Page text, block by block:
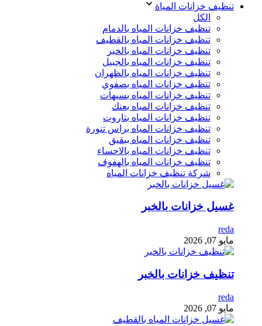
تنظيف خزانات المياة
الكل
تنظيف خزانات المياه بالدمام
تنظيف خزانات المياه بالقطيف
تنظيف خزانات المياه بالخبر
تنظيف خزانات المياه بالجبيل
تنظيف خزانات المياه بالظهران
تنظيف خزانات المياه بصفوي
تنظيف خزانات المياه بسيهات
تنظيف خزانات المياه بعنك
تنظيف خزانات المياه بتاروت
تنظيف خزانات المياه براس تنورة
تنظيف خزانات المياه ببقيق
تنظيف خزانات المياه بالاحساء
تنظيف خزانات المياه بالهفوف
شركة تنظيف خزانات المياه
غسيل خزانات بالخبر
reda
مايو 07, 2026
تنظيف خزانات بالخبر
reda
مايو 07, 2026